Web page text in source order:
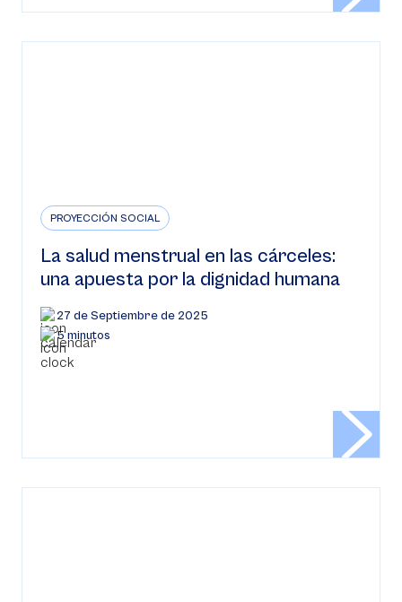
PROYECCIÓN SOCIAL
La salud menstrual en las cárceles:
una apuesta por la dignidad humana
27 de Septiembre de 2025
5 minutos